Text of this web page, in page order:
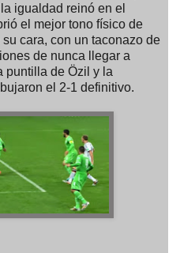
igualdad reinó en el
el mejor tono físico de
cara, con un taconazo de
de nunca llegar a
puntilla de Özil y la
el 2-1 definitivo.